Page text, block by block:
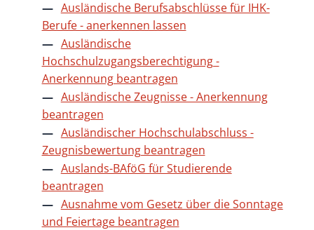
Ausländische Berufsabschlüsse für IHK-
Berufe - anerkennen lassen
Ausländische
Hochschulzugangsberechtigung -
Anerkennung beantragen
Ausländische Zeugnisse - Anerkennung
beantragen
Ausländischer Hochschulabschluss -
Zeugnisbewertung beantragen
Auslands-BAföG für Studierende
beantragen
Ausnahme vom Gesetz über die Sonntage
und Feiertage beantragen